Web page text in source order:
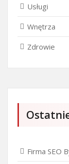
Usługi
Wnętrza
Zdrowie
Firma SEO